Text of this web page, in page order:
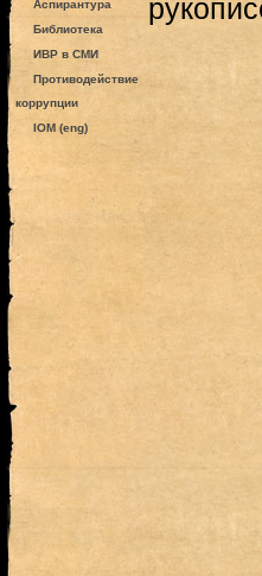
Аспирантура
Библиотека
ИВР в СМИ
Противодействие
коррупции
IOM (eng)